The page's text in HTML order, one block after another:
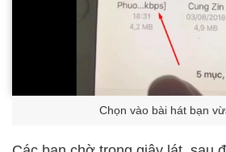
Chọn vào bài hát bạn